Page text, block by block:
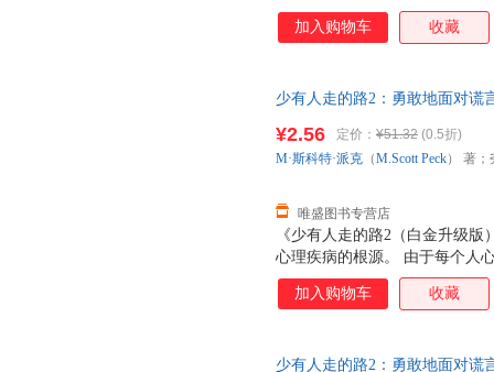
错综复杂。 每个人都必须走自
有现成的答案，某个人的正确
切。所以，我们应该对变化充
加入购物车 收藏
少有人走的路2：勇敢地面对谎
《少有人走的路2（白金升级
心理疾病的根源。 由于每个人
痛苦时，人们常常会选择逃避
不到痛苦，并不意味着痛苦就
¥2.56 定价： ¥51.32 (0.5折)
唯盛图书专营店
M·斯科特·派克 （M.Scott Peck） 著；
加入购物车 收藏
少有人走的路2：勇敢地面对谎